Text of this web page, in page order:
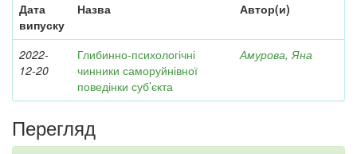
Дата
випуску
Назва Автор(и)
2022-
12-20
Глибинно-психологічні
чинники саморуйнівної
поведінки суб’єкта
Амурова, Яна
Перегляд